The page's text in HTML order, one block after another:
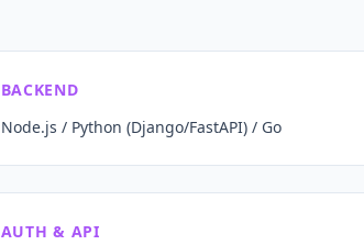
BACKEND
Node.js / Python (Django/FastAPI) / Go
AUTH & API